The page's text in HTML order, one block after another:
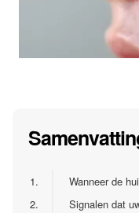
1.
Wanneer de
2.
Signalen dat